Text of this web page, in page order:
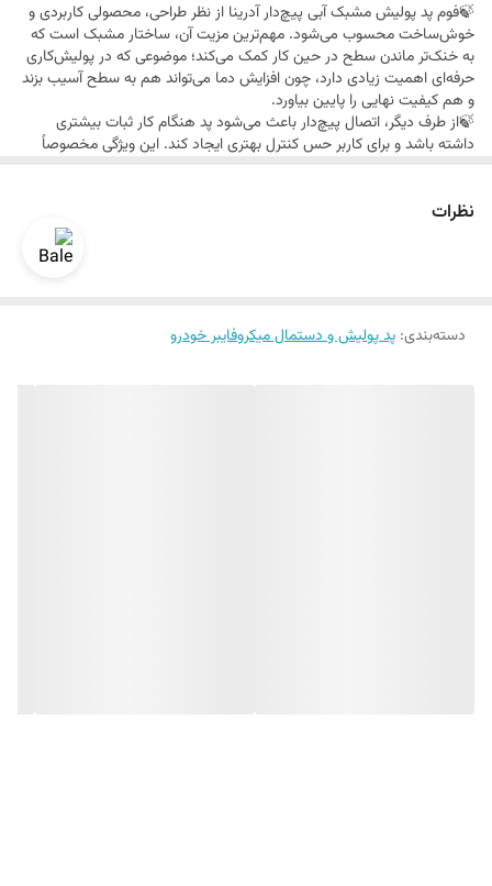
🍃فوم پد پولیش مشبک آبی پیچ‌دار آدرینا از نظر طراحی، محصولی کاربردی و
خوش‌ساخت محسوب می‌شود. مهم‌ترین مزیت آن، ساختار مشبک است که
به خنک‌تر ماندن سطح در حین کار کمک می‌کند؛ موضوعی که در پولیش‌کاری
حرفه‌ای اهمیت زیادی دارد، چون افزایش دما می‌تواند هم به سطح آسیب بزند
و هم کیفیت نهایی را پایین بیاورد.
🍃از طرف دیگر، اتصال پیچ‌دار باعث می‌شود پد هنگام کار ثبات بیشتری
داشته باشد و برای کاربر حس کنترل بهتری ایجاد کند. این ویژگی مخصوصاً
مناسبی است و می‌تواند به کاهش خط و خش‌های بسیار سطحی کمک کند.
با این حال، مثل بسیاری از پدهای فومی، برای خط و خش‌های عمیق مناسب
نظرات
دسته‌بندی: پد پولیش و دستمال میکروفایبر خودرو